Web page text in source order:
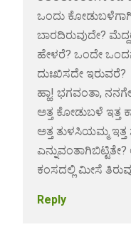
ಒಂದು
ಬಾರದಿರುವುದೇ?
ಹೇಳರೆ? ಒಂದೇ
ದುಃಖಿಸದೇ ಇರುವರೆ?
ಹ್ಹಾ! ಭಗವಂತಾ,
ಅತ್ತ ಕೋಡುಬಳೆ ಇತ್ತ
ಅತ್ತ ತುಳಸಿಯಮ್ಮ ಇತ್ತ
ಕಂಸದಲ್ಲಿ ಮೀಸೆ
Reply